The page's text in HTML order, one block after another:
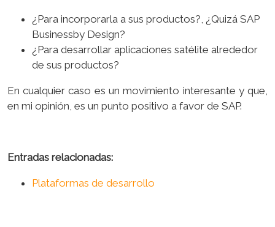
¿Para incorporarla a sus productos?, ¿Quizá SAP
Businessby Design?
¿Para desarrollar aplicaciones satélite alrededor
de sus productos?
En cualquier caso es un movimiento interesante y que,
en mi opinión, es un punto positivo a favor de SAP.
Entradas relacionadas:
Plataformas de desarrollo